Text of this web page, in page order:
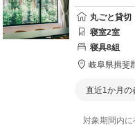
丸ごと貸切
寝室2室
寝具8組
岐阜県揖斐
直近1か月の
対象期間内に